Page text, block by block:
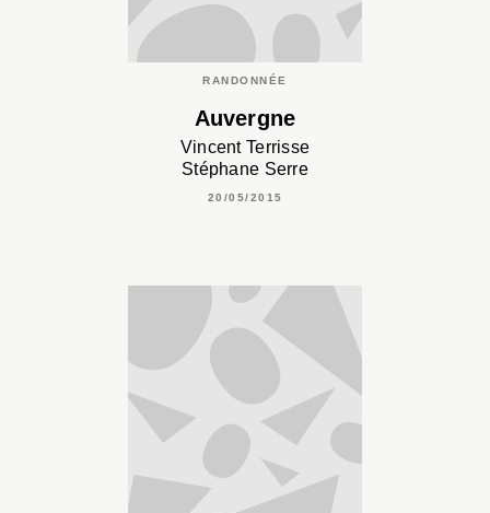
RANDONNÉE
Auvergne
Vincent Terrisse
Stéphane Serre
20/05/2015